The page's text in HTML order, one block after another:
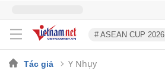
# ASEAN CUP 2026
Tác giả Y Nhụy